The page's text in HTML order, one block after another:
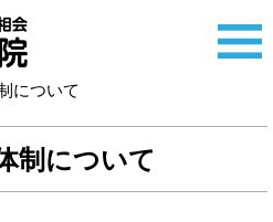
について
制について